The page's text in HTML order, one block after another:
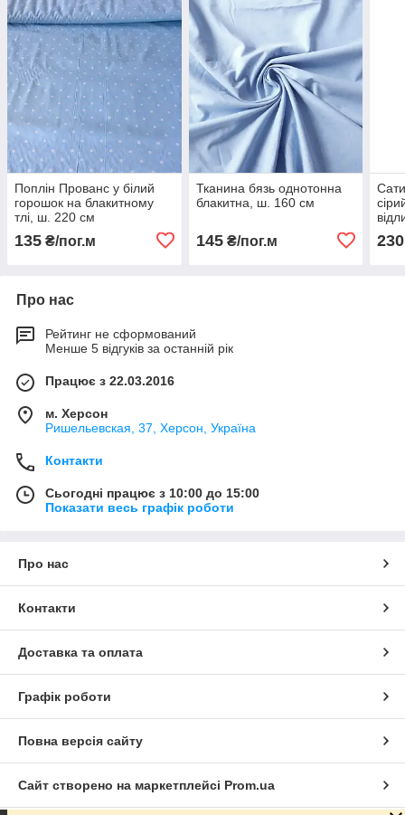
Поплін Прованс у білий
горошок на блакитному
тлі, ш. 220 см
135 ₴/пог.м
Тканина бязь однотонна
блакитна, ш. 160 см
145₴/пог.м 230
Про нас
Рейтинг не сформований
Менше 5 відгуків за останній рік
Працює з 22.03.2016
м. Херсон
Ришельевская, 37, Херсон, Україна
Контакти
Сьогодні працює з 10:00 до 15:00
Показати весь графік роботи
Про нас
Контакти
Доставка та оплата
Графік роботи
Повна версія сайту
Сайт створено на маркетплейсі Prom.ua